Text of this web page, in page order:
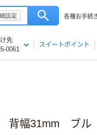
設定 各種お手続
先
0061
スイートポイント
背幅31mm ブル